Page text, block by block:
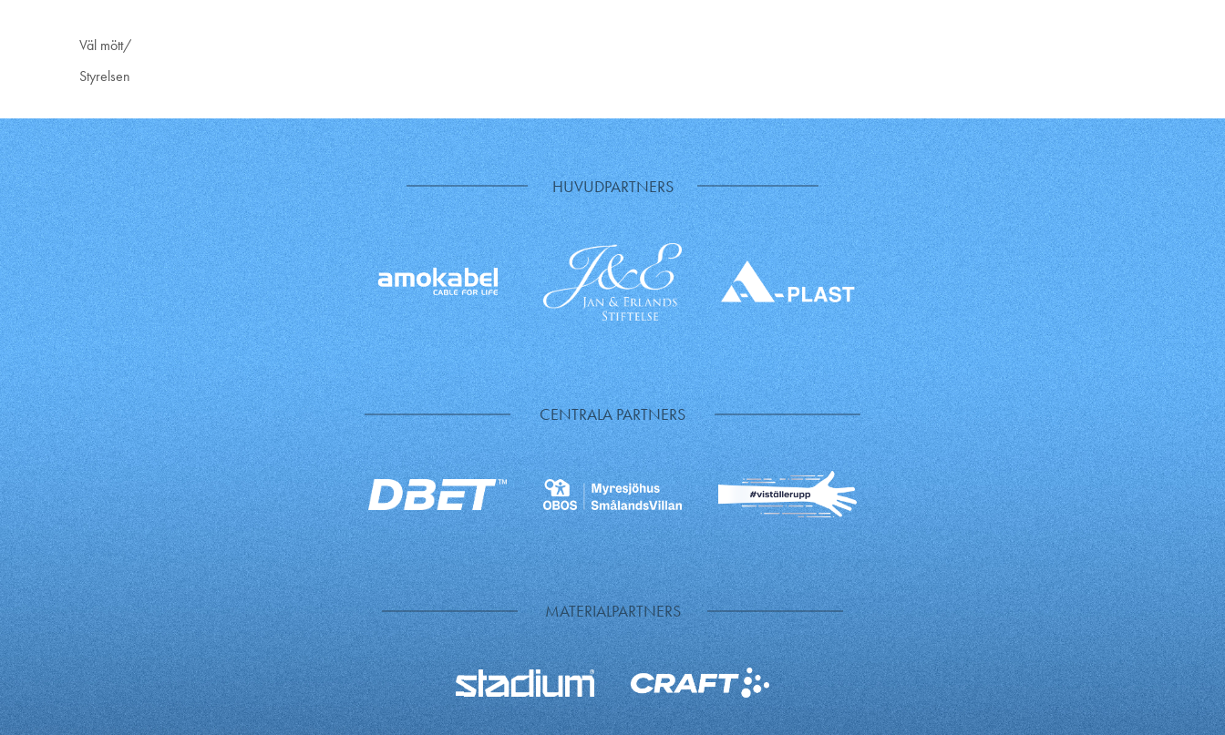
Väl mött/
Styrelsen
HUVUDPARTNERS
CENTRALA PARTNERS
MATERIALPARTNERS